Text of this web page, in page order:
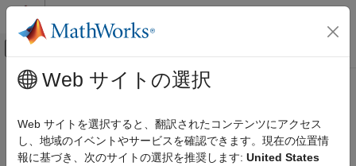
コンテンツへスキップ
オフキャンバス ナビゲーション メ
ドキュメンテーションのホーム
Simulink PLC Coder
Code Generation
メインコンテンツ
Prevent External Variable
Initialization for Distributed Code
Generation
Web サイトの選択
Web サイトを選択すると、翻訳されたコンテンツにアクセス
し、地域のイベントやサービスを確認できます。現在の位置情
報に基づき、次のサイトの選択を推奨します: United States